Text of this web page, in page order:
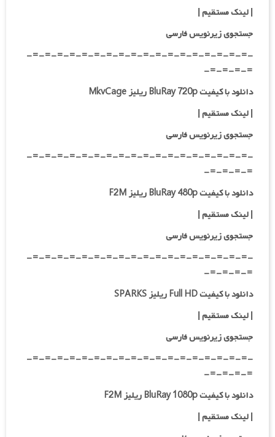
|لینک مستقیم|
جستجوی زیرنویس فارسی
-=-=-=-=-=-=-=-=-=-=-=-=-=-=-=-=-=-=-
=-=-=-=-
دانلود با کیفیت BluRay 720p ریلیز MkvCage
|لینک مستقیم|
جستجوی زیرنویس فارسی
-=-=-=-=-=-=-=-=-=-=-=-=-=-=-=-=-=-=-
=-=-=-=-
دانلود با کیفیت BluRay 480p ریلیز F2M
|لینک مستقیم|
جستجوی زیرنویس فارسی
-=-=-=-=-=-=-=-=-=-=-=-=-=-=-=-=-=-=-
=-=-=-=-
دانلود با کیفیت Full HD ریلیز SPARKS
|لینک مستقیم|
جستجوی زیرنویس فارسی
-=-=-=-=-=-=-=-=-=-=-=-=-=-=-=-=-=-=-
=-=-=-=-
دانلود با کیفیت BluRay 1080p ریلیز F2M
|لینک مستقیم|